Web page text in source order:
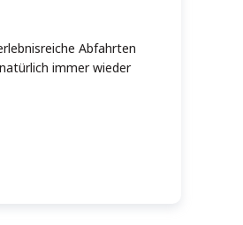
Abfahrten
immer wieder